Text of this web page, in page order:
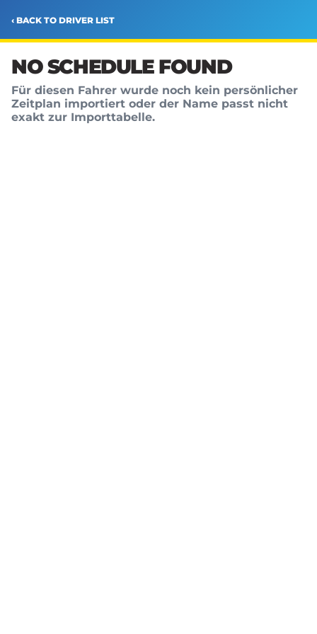
‹ BACK TO DRIVER LIST
NO SCHEDULE FOUND
Für diesen Fahrer wurde noch kein persönlicher
Zeitplan importiert oder der Name passt nicht
exakt zur Importtabelle.